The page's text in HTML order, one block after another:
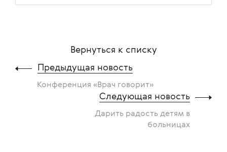
Вернуться к списку
Предыдущая новость
Конференция «Врач говорит»
Следующая новость
Дарить радость детям в
больницах